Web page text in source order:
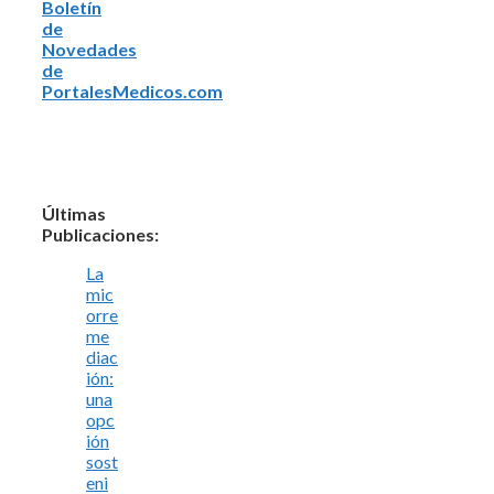
Boletín
de
Novedades
de
PortalesMedicos.com
Últimas
Publicaciones:
La
mic
orre
me
diac
ión:
una
opc
ión
sost
eni